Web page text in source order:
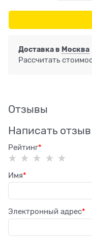
Доставка в Москва
Рассчитать
Отзывы
Написать отзыв
Рейтинг
Имя
Электронный адрес